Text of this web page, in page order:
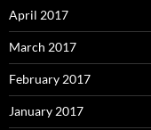
April 2017
March 2017
February 2017
January 2017